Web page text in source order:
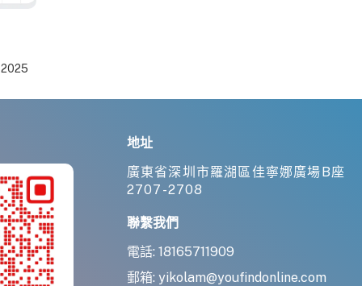
地址
廣東省深圳市羅湖區佳寧娜廣場B座
2707-2708
聯繫我們
電話: 18165711909
郵箱: yikolam@youfindonline.com